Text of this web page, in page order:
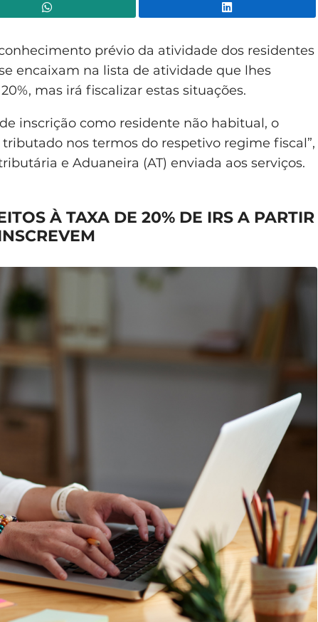
prévio da atividade dos residentes
encaixam na lista de atividade que lhes
mas irá fiscalizar estas situações.
inscrição como residente não habitual, o
nos termos do respetivo regime fiscal”,
e Aduaneira (AT) enviada aos serviços.
À TAXA DE 20% DE IRS A PARTIR